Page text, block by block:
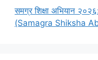
समग्र शिक्षा अभियान
(Samagra Shiksha